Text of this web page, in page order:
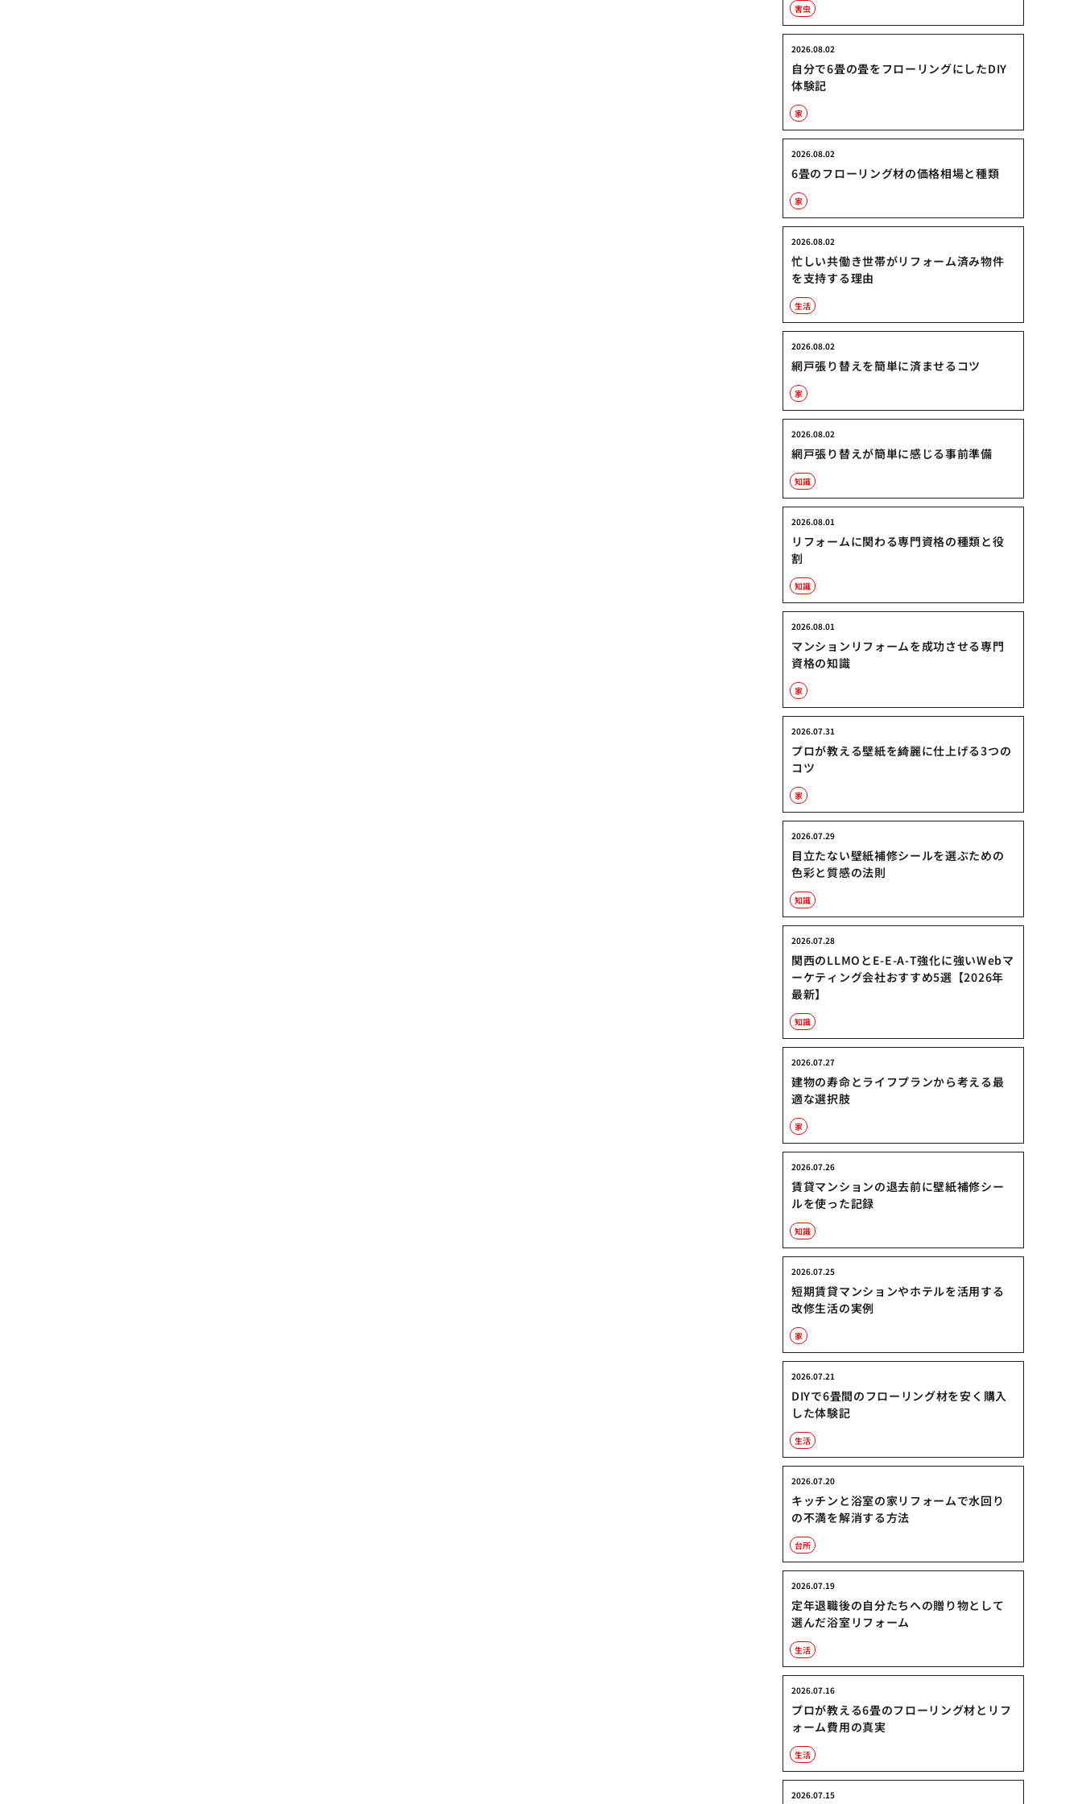
害虫
自分で6畳の畳をフローリングにしたDIY
体験記
2026.08.02
家
6畳のフローリング材の価格相場と種類
2026.08.02
家
忙しい共働き世帯がリフォーム済み物件
を支持する理由
2026.08.02
生活
網戸張り替えを簡単に済ませるコツ
2026.08.02
家
網戸張り替えが簡単に感じる事前準備
2026.08.02
知識
リフォームに関わる専門資格の種類と役
割
2026.08.01
知識
マンションリフォームを成功させる専門
資格の知識
2026.08.01
家
プロが教える壁紙を綺麗に仕上げる3つの
コツ
2026.07.31
家
目立たない壁紙補修シールを選ぶための
色彩と質感の法則
2026.07.29
知識
関西のLLMOとE-E-A-T強化に強いWebマ
ーケティング会社おすすめ5選【2026年
最新】
2026.07.28
知識
建物の寿命とライフプランから考える最
適な選択肢
2026.07.27
家
賃貸マンションの退去前に壁紙補修シー
ルを使った記録
2026.07.26
知識
短期賃貸マンションやホテルを活用する
改修生活の実例
2026.07.25
家
DIYで6畳間のフローリング材を安く購入
した体験記
2026.07.21
生活
キッチンと浴室の家リフォームで水回り
の不満を解消する方法
2026.07.20
台所
定年退職後の自分たちへの贈り物として
選んだ浴室リフォーム
2026.07.19
生活
プロが教える6畳のフローリング材とリフ
ォーム費用の真実
2026.07.16
生活
2026.07.15